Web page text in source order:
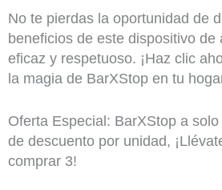
No te pierdas la oportunidad de
beneficios de este dispositivo de
eficaz y respetuoso. ¡Haz clic
la magia de BarXStop en tu
Oferta Especial: BarXStop a
de descuento por unidad,
comprar 3!